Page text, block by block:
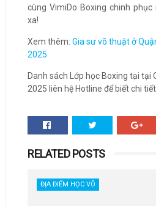
cùng VimiDo Boxing chinh
xa!
Xem thêm: Gia sư võ thuật ở
2025
Danh sách Lớp học Boxing tại tại
2025 liên hệ Hotline để biết chi tiết
RELATED POSTS
ĐỊA ĐIỂM HỌC VÕ